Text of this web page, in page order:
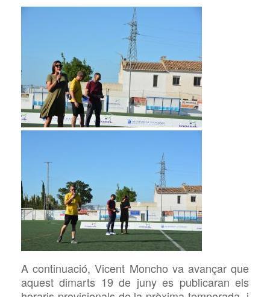
A continuació, Vicent Moncho va avançar que
aquest dimarts 19 de juny es publicaran els